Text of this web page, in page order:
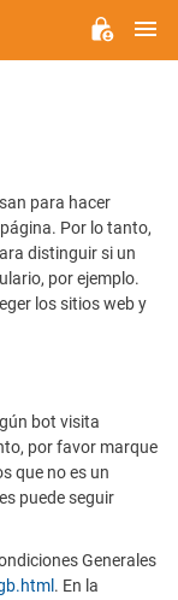
para hacer
Por lo tanto,
distinguir si un
por ejemplo.
los sitios web y
bot visita
por favor marque
que no es un
puede seguir
Generales
. En la